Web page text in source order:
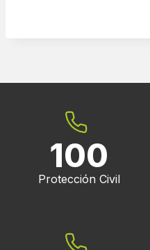
100
Protección Civil